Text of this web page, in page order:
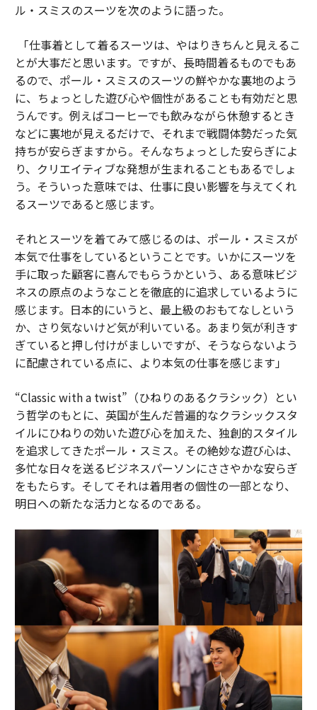
ル・スミスのスーツを次のように語った。
「仕事着として着るスーツは、やはりきちんと見えるこ
とが大事だと思います。ですが、長時間着るものでもあ
るので、ポール・スミスのスーツの鮮やかな裏地のよう
に、ちょっとした遊び心や個性があることも有効だと思
うんです。例えばコーヒーでも飲みながら休憩するとき
などに裏地が見えるだけで、それまで戦闘体勢だった気
持ちが安らぎますから。そんなちょっとした安らぎによ
り、クリエイティブな発想が生まれることもあるでしょ
う。そういった意味では、仕事に良い影響を与えてくれ
るスーツであると感じます。
それとスーツを着てみて感じるのは、ポール・スミスが
本気で仕事をしているということです。いかにスーツを
手に取った顧客に喜んでもらうかという、ある意味ビジ
ネスの原点のようなことを徹底的に追求しているように
感じます。日本的にいうと、最上級のおもてなしという
か、さり気ないけど気が利いている。あまり気が利きす
ぎていると押し付けがましいですが、そうならないよう
に配慮されている点に、より本気の仕事を感じます」
“Classic with a twist”（ひねりのあるクラシック）とい
う哲学のもとに、英国が生んだ普遍的なクラシックスタ
イルにひねりの効いた遊び心を加えた、独創的スタイル
を追求してきたポール・スミス。その絶妙な遊び心は、
多忙な日々を送るビジネスパーソンにささやかな安らぎ
をもたらす。そしてそれは着用者の個性の一部となり、
明日への新たな活力となるのである。